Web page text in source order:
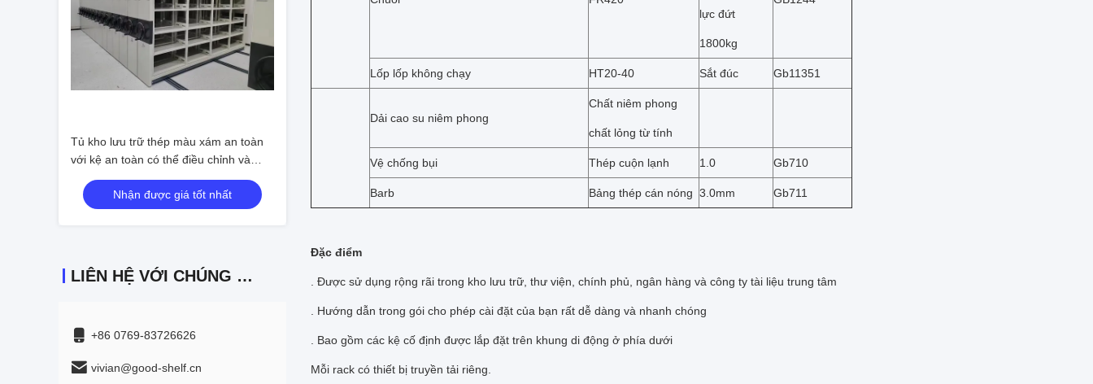
Tủ kho lưu trữ thép màu xám an toàn
với kệ an toàn có thể điều chỉnh và
khóa khóa 3 điểm
Nhận được giá tốt nhất
LIÊN HỆ VỚI CHÚNG TÔI
+86 0769-83726626
vivian@good-shelf.cn
lực đứt
1800kg
Lốp lốp không chạy HT20-40 Sắt đúc Gb11351
Dải cao su niêm phong
Chất niêm phong
chất lỏng từ tính
Vệ chống bụi Thép cuộn lạnh 1.0 Gb710
Barb Bảng thép cán nóng 3.0mm Gb711
Đặc điểm
. Được sử dụng rộng rãi trong kho lưu trữ, thư viện, chính phủ, ngân hàng và công ty tài liệu trung tâm
. Hướng dẫn trong gói cho phép cài đặt của bạn rất dễ dàng và nhanh chóng
. Bao gồm các kệ cố định được lắp đặt trên khung di động ở phía dưới
Mỗi rack có thiết bị truyền tải riêng.